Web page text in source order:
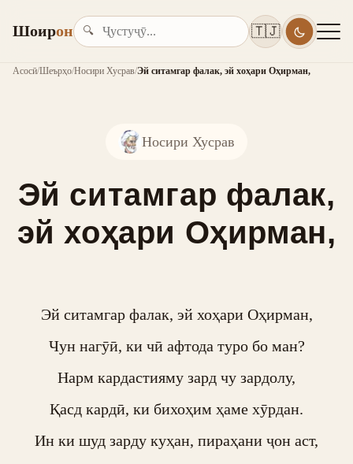
Шоирон 🔍 🇹🇯
Асосӣ/Шеърҳо/Носири Хусрав/Эй ситамгар фалак, эй хоҳари Оҳирман,
Носири Хусрав
Эй ситамгар фалак,
эй хоҳари Оҳирман,
Эй ситамгар фалак, эй хоҳари Оҳирман,
Чун нагӯӣ, ки чӣ афтода туро бо ман?
Нарм кардастияму зард чу зардолу,
Қасд кардӣ, ки бихоҳим ҳаме хӯрдан.
Ин ки шуд зарду куҳан, пираҳани ҷон аст,